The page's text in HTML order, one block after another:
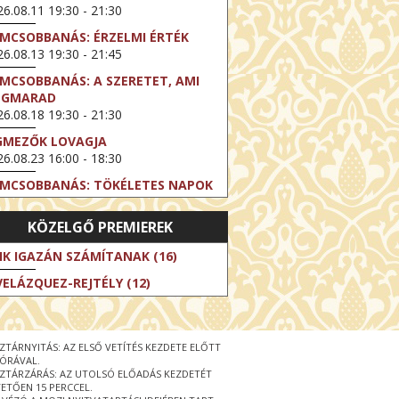
19:30 - 21:30
ÉRZELMI ÉRTÉK
19:30 - 21:45
A SZERETET, AMI
19:30 - 21:30
LOVAGJA
16:00 - 18:30
TÖKÉLETES NAPOK
19:30 - 21:45
IFJÚSÁG
19:30 - 21:30
ON SCREEN: VINCENT
GOGH - ÚJ LÁTÁSMÓD
11:00 - 12:30
/ DAVID IRELAND: THE FIFTH
19:00 - 21:00
ELESTE
KÖZELGŐ PREMIEREK
IGAZÁN SZÁMÍTANAK (16)
REJTÉLY (12)
AZ ELSŐ VETÍTÉS KEZDETE ELŐTT
AZ UTOLSÓ ELŐADÁS KEZDETÉT
15 PERCCEL.